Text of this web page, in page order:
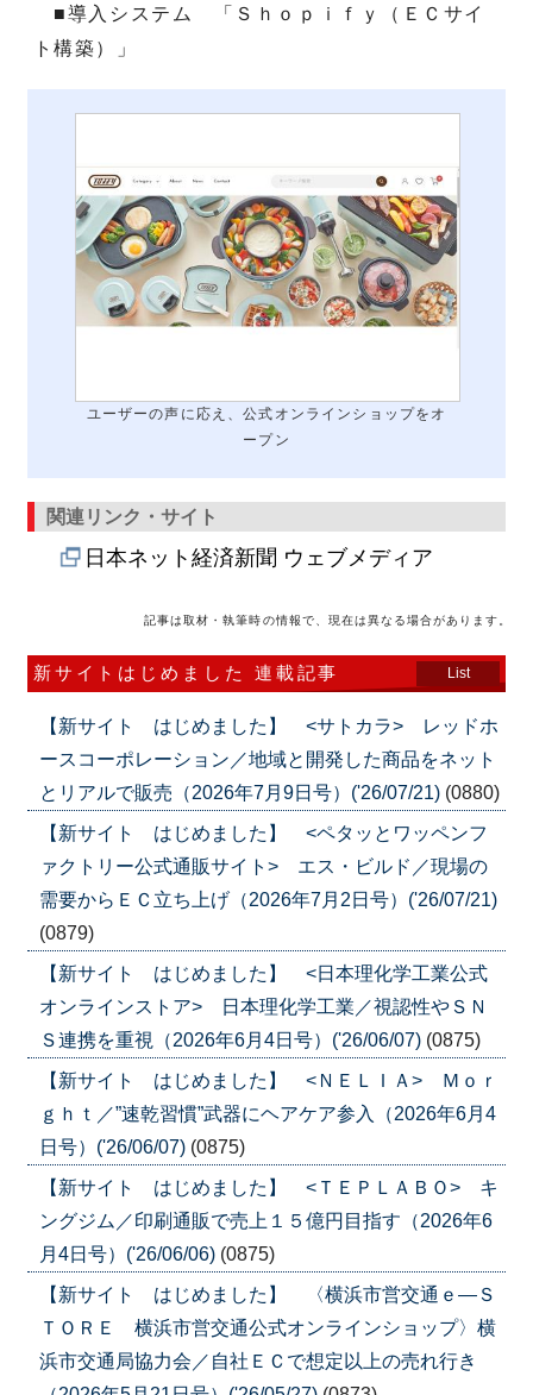
■導入システム 「Ｓｈｏｐｉｆｙ（ＥＣサイ
ト構築）」
ユーザーの声に応え、公式オンラインショップをオ
ープン
関連リンク・サイト
日本ネット経済新聞 ウェブメディア
記事は取材・執筆時の情報で、現在は異なる場合があります。
新サイトはじめました 連載記事 List
【新サイト はじめました】 <サトカラ> レッドホ
ースコーポレーション／地域と開発した商品をネット
とリアルで販売（2026年7月9日号）('26/07/21) (0880)
【新サイト はじめました】 <ペタッとワッペンフ
ァクトリー公式通販サイト> エス・ビルド／現場の
需要からＥＣ立ち上げ（2026年7月2日号）('26/07/21)
(0879)
【新サイト はじめました】 <日本理化学工業公式
オンラインストア> 日本理化学工業／視認性やＳＮ
Ｓ連携を重視（2026年6月4日号）('26/06/07) (0875)
【新サイト はじめました】 <ＮＥＬＩＡ> Ｍｏｒ
ｇｈｔ／”速乾習慣”武器にヘアケア参入（2026年6月4
日号）('26/06/07) (0875)
【新サイト はじめました】 <ＴＥＰＬＡＢＯ> キ
ングジム／印刷通販で売上１５億円目指す（2026年6
月4日号）('26/06/06) (0875)
【新サイト はじめました】 〈横浜市営交通ｅ―Ｓ
ＴＯＲＥ 横浜市営交通公式オンラインショップ〉横
浜市交通局協力会／自社ＥＣで想定以上の売れ行き